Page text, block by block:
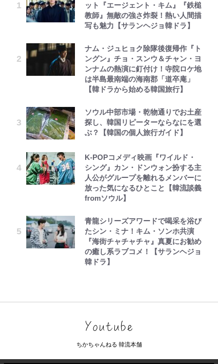
ット『エージェント・キム』『鉄槌
教師』無敵の強さ炸裂！熱い人間描
写も魅力【サランヘジョ韓ドラ】
ナム・ジュヒョク除隊後復帰作『ト
ングン』チョ・スンウ＆チャン・ヨ
ンナムの熱演に釘付け！寺院ロケ地
は半島最南端の海南郡「道卒庵」
【韓ドラから始める韓国旅行】
ソウル中部市場・乾物通りでお土産
探し、韓国リピーターならなにを選
ぶ？【韓国の個人旅行ガイド】
K-POPコメディ映画『ワイルド・
シング』カン・ドンウォン扮する主
人公がグループを離れるメンバーに
放った気になるひとこと【韓流談義
fromソウル】
青龍シリーズアワードで喝采を浴び
たシン・ミナ！キム・ソンホ共演
『海街チャチャチャ』真夏にお勧め
の癒し系ラブコメ！【サランヘジョ
韓ドラ】
ちかちゃんねる 韓流本舗